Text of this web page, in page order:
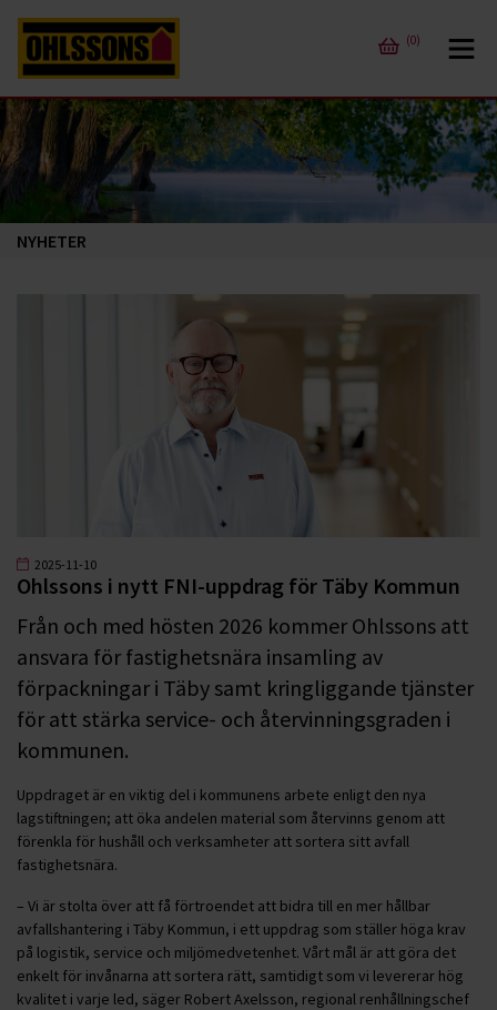
(0)
NYHETER
2025-11-10
Ohlssons i nytt FNI-uppdrag för Täby Kommun
Från och med hösten 2026 kommer Ohlssons att
ansvara för fastighetsnära insamling av
förpackningar i Täby samt kringliggande tjänster
för att stärka service- och återvinningsgraden i
kommunen.
Uppdraget är en viktig del i kommunens arbete enligt den nya
lagstiftningen; att öka andelen material som återvinns genom att
förenkla för hushåll och verksamheter att sortera sitt avfall
fastighetsnära.
– Vi är stolta över att få förtroendet att bidra till en mer hållbar
avfallshantering i Täby Kommun, i ett uppdrag som ställer höga krav
på logistik, service och miljömedvetenhet. Vårt mål är att göra det
enkelt för invånarna att sortera rätt, samtidigt som vi levererar hög
kvalitet i varje led, säger Robert Axelsson, regional renhållningschef